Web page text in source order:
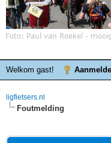
Welkom gast!
ligfietsers.nl
Foutmelding